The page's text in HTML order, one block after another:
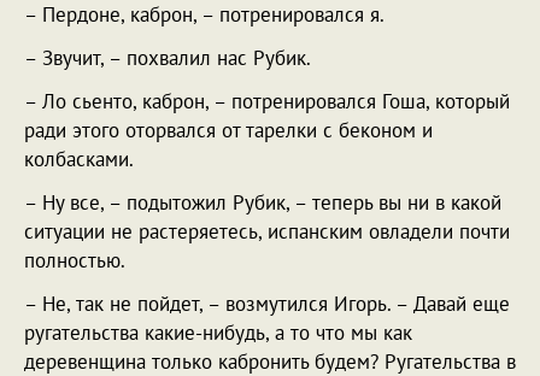
– Пердоне, каброн, – потренировался я.
– Звучит, – похвалил нас Рубик.
– Ло сьенто, каброн, – потренировался Гоша, который
ради этого оторвался от тарелки с беконом и
колбасками.
– Ну все, – подытожил Рубик, – теперь вы ни в какой
ситуации не растеряетесь, испанским овладели почти
полностью.
– Не, так не пойдет, – возмутился Игорь. – Давай еще
ругательства какие-нибудь, а то что мы как
деревенщина только кабронить будем? Ругательства в